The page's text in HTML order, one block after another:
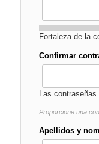
Fortaleza de la
Confirmar
Las contraseñas
Proporcione una
Apellidos y